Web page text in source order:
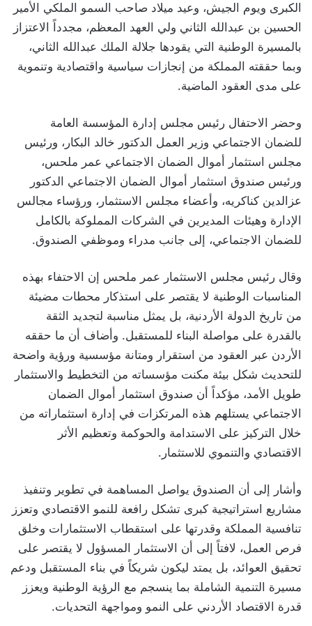
الكبرى ويوم الجيش، وعيد ميلاد صاحب السمو الملكي الأمير
الحسين بن عبدالله الثاني ولي العهد المعظم، مجدداً الاعتزاز
بالمسيرة الوطنية التي يقودها جلالة الملك عبدالله الثاني،
وبما حققته المملكة من إنجازات سياسية واقتصادية وتنموية
على مدى العقود الماضية.
وحضر الاحتفال رئيس مجلس إدارة المؤسسة العامة
للضمان الاجتماعي وزير العمل الدكتور خالد البكار، ورئيس
مجلس استثمار أموال الضمان الاجتماعي عمر ملحس،
ورئيس صندوق استثمار أموال الضمان الاجتماعي الدكتور
عزالدين كناكريه، وأعضاء مجلس الاستثمار، ورؤساء مجالس
الإدارة وهيئات المديرين في الشركات المملوكة بالكامل
للضمان الاجتماعي، إلى جانب مدراء وموظفي الصندوق.
وقال رئيس مجلس الاستثمار عمر ملحس إن الاحتفاء بهذه
المناسبات الوطنية لا يقتصر على استذكار محطات مضيئة
من تاريخ الدولة الأردنية، بل يمثل مناسبة لتجديد الثقة
بالقدرة على مواصلة البناء للمستقبل. وأضاف أن ما حققه
الأردن عبر العقود من استقرار ومتانة مؤسسية ورؤية واضحة
للتحديث شكل بيئة مكنت مؤسساته من التخطيط والاستثمار
طويل الأمد، مؤكداً أن صندوق استثمار أموال الضمان
الاجتماعي يستلهم هذه المرتكزات في إدارة استثماراته من
خلال التركيز على الاستدامة والحوكمة وتعظيم الأثر
الاقتصادي والتنموي للاستثمار.
وأشار إلى أن الصندوق يواصل المساهمة في تطوير وتنفيذ
مشاريع استراتيجية كبرى تشكل رافعة للنمو الاقتصادي وتعزز
تنافسية المملكة وقدرتها على استقطاب الاستثمارات وخلق
فرص العمل، لافتاً إلى أن الاستثمار المسؤول لا يقتصر على
تحقيق العوائد، بل يمتد ليكون شريكاً في بناء المستقبل ودعم
مسيرة التنمية الشاملة بما ينسجم مع الرؤية الوطنية ويعزز
قدرة الاقتصاد الأردني على النمو ومواجهة التحديات.